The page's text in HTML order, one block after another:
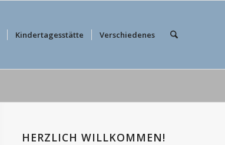
Kindertagesstätte Verschiedenes
HERZLICH WILLKOMMEN!